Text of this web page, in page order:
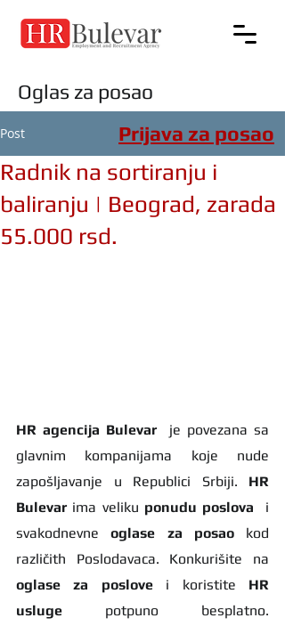
Oglas za posao
Post
Radnik na sortiranju i
baliranju | Beograd, zarada
55.000 rsd.
HR agencija Bulevar
  je povezana sa
glavnim kompanijama koje nude
zapošljavanje u Republici Srbiji. HR
Bulevar ima veliku ponudu poslova
  i
svakodnevne oglase za posao kod
oglase za poslove i koristite HR
usluge potpuno besplatno.
Prijava za posao